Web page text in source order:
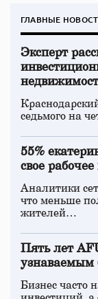
ГЛАВНЫЕ
Эксперт
седьмого на
55%
свое рабочее
Аналитики
что меньше
жителей…
Пять лет
узнаваемым
Бизнес часто